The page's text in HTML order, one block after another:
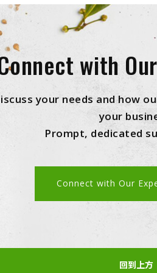
with
your needs and how
your
Prompt, dedicated
Connect with Our
回到上方